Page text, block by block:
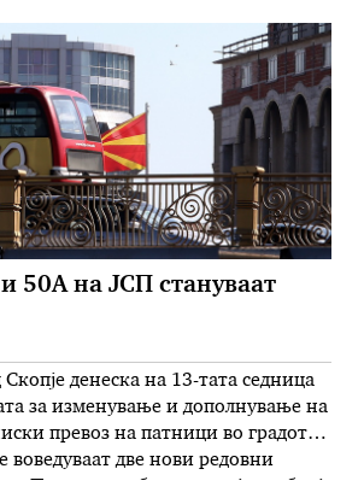
се јави за збор, но место
на претседателот на Советот,
му даде …
50А на ЈСП стануваат
денеска на 13-тата седница
за изменување и дополнување на
превоз на патници во градот
воведуваат две нови редовни